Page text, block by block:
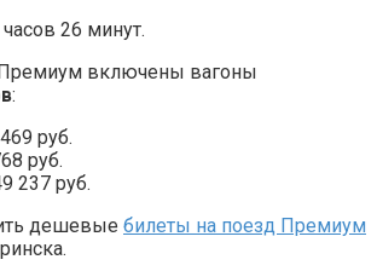
часов 26 минут.
Премиум включены вагоны
:
руб.
руб.
237 руб.
дешевые билеты на поезд Премиум